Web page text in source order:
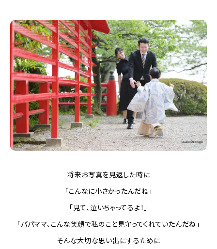
将来お写真を見返した時に
「こんなに小さかったんだね」
「見て、泣いちゃってるよ！」
「パパママ、こんな笑顔で私のこと見守ってくれていたんだね」
そんな大切な思い出にするために